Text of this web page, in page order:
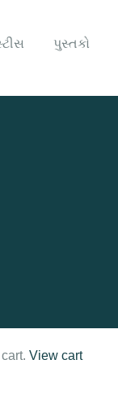
પુસ્તકો
View cart